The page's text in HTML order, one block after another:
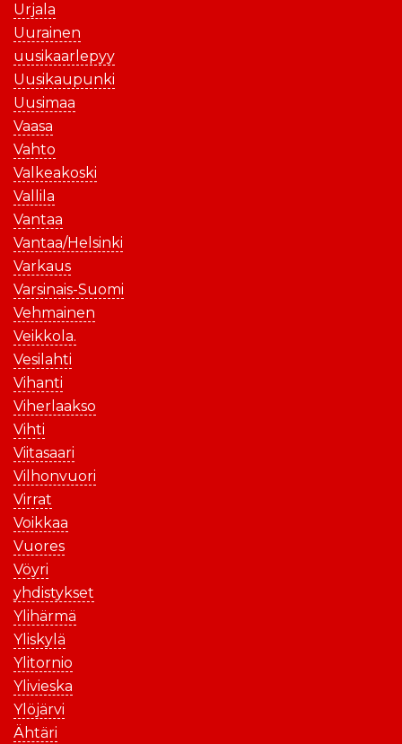
Urjala
Uurainen
uusikaarlepyy
Uusikaupunki
Uusimaa
Vaasa
Vahto
Valkeakoski
Vallila
Vantaa
Vantaa/Helsinki
Varkaus
Varsinais-Suomi
Vehmainen
Veikkola.
Vesilahti
Vihanti
Viherlaakso
Vihti
Viitasaari
Vilhonvuori
Virrat
Voikkaa
Vuores
Vöyri
yhdistykset
Ylihärmä
Yliskylä
Ylitornio
Ylivieska
Ylöjärvi
Ähtäri